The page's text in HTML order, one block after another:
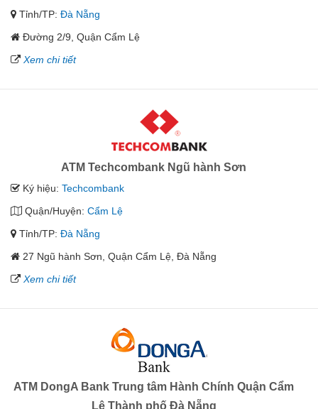
Tỉnh/TP: Đà Nẵng
Đường 2/9, Quận Cẩm Lệ
Xem chi tiết
ATM Techcombank Ngũ hành Sơn
Ký hiệu: Techcombank
Quận/Huyện: Cẩm Lệ
Tỉnh/TP: Đà Nẵng
27 Ngũ hành Sơn, Quận Cẩm Lệ, Đà Nẵng
Xem chi tiết
ATM DongA Bank Trung tâm Hành Chính Quận Cẩm
Lệ Thành phố Đà Nẵng